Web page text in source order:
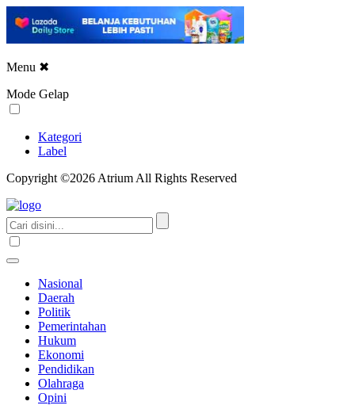
Menu ✖
Mode Gelap
Kategori
Label
Copyright ©2026 Atrium All Rights Reserved
Nasional
Daerah
Politik
Pemerintahan
Hukum
Ekonomi
Pendidikan
Olahraga
Opini